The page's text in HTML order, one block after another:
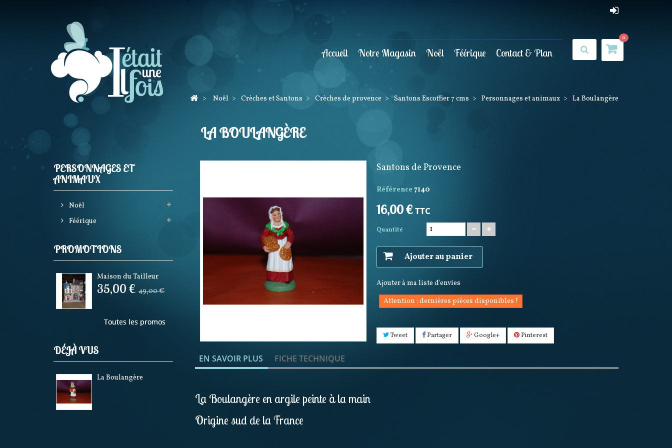
0
Accueil Notre Magasin Noël Féérique Contact & Plan
> Noël > Crèches et Santons > Crèches de provence > Santons Escoffier 7 cms > Personnages et animaux > La Boulangère
PERSONNAGES ET
ANIMAUX
Noël
Féérique
PROMOTIONS
Maison du Tailleur
35,00 € 49,00 €
Toutes les promos
DÉJÀ VUS
La Boulangère
LA BOULANGÈRE
Santons de Provence
Référence 7140
16,00 €TTC
Quantité
Ajouter au panier
Ajouter à ma liste d'envies
Attention : dernières pièces disponibles !
Tweet Partager Google+ Pinterest
EN SAVOIR PLUS FICHE TECHNIQUE
La Boulangère en argile peinte à la main
Origine sud de la France